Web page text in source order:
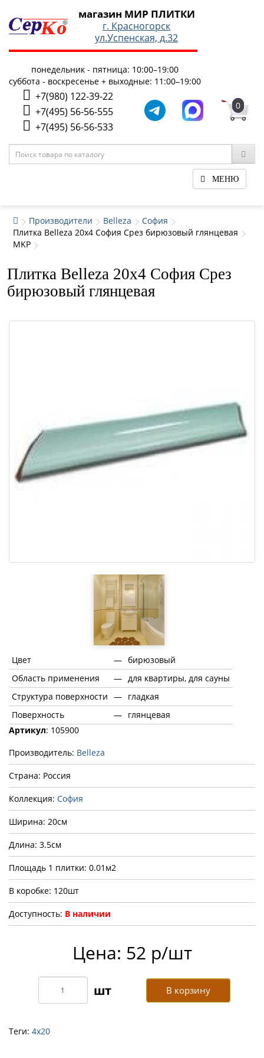
магазин МИР ПЛИТКИ
г. Красногорск
ул.Успенская, д.32
понедельник - пятница: 10:00–19:00
суббота - воскресенье + выходные: 11:00–19:00
+7(980) 122-39-22
+7(495) 56-56-555
+7(495) 56-56-533
0
МЕНЮ
Производители Belleza
София
Плитка Belleza 20x4 София Срез бирюзовый глянцевая
MKP
Плитка Belleza 20x4 София Срез
бирюзовый глянцевая
Цвет — бирюзовый
Область применения
— для квартиры, для сауны
Структура поверхности — гладкая
Поверхность
— глянцевая
Артикул: 105900
Производитель: Belleza
Страна: Россия
Коллекция: София
Ширина: 20см
Длина: 3.5см
Площадь 1 плитки: 0.01м2
В коробке: 120шт
Доступность: В наличии
Цена: 52 р/шт
В корзину
Теги: 4х20